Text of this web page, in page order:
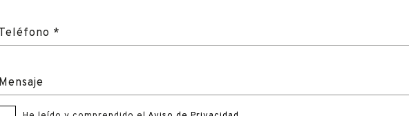
Teléfono *
Mensaje